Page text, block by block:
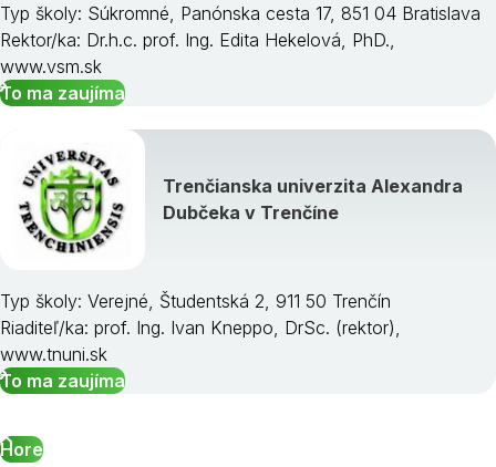
Typ školy: Súkromné, Panónska cesta 17, 851 04 Bratislava
Rektor/ka: Dr.h.c. prof. Ing. Edita Hekelová, PhD.,
www.vsm.sk
To ma zaujíma
Trenčianska univerzita Alexandra
Dubčeka v Trenčíne
Typ školy: Verejné, Študentská 2, 911 50 Trenčín
Riaditeľ/ka: prof. Ing. Ivan Kneppo, DrSc. (rektor),
www.tnuni.sk
To ma zaujíma
Hore